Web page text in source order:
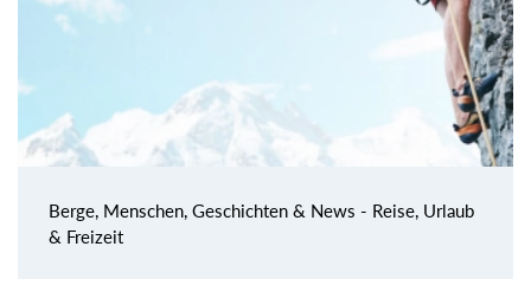
Berge, Menschen, Geschichten & News - Reise, Urlaub
& Freizeit